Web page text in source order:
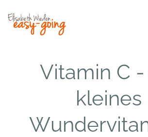
Vitamin C
kleines